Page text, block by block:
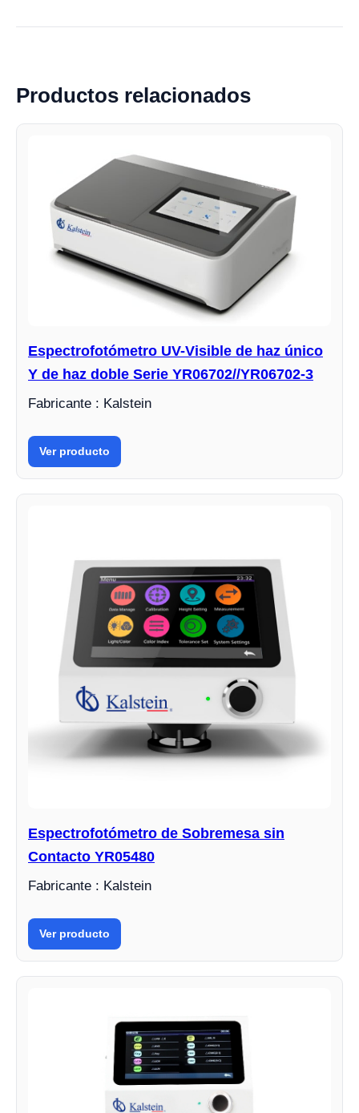
Productos relacionados
Espectrofotómetro UV-Visible de haz único
Y de haz doble Serie YR06702//YR06702-3
Fabricante : Kalstein
Ver producto
Espectrofotómetro de Sobremesa sin
Contacto YR05480
Fabricante : Kalstein
Ver producto